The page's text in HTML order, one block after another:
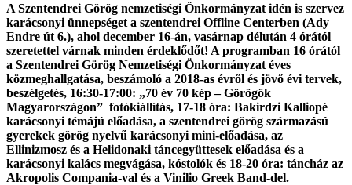
A Szentendrei Görög nemzetiségi Önkormányzat idén is szervez
karácsonyi ünnepséget a szentendrei Offline Centerben (Ady
Endre út 6.), ahol december 16-án, vasárnap délután 4 órától
szeretettel várnak minden érdeklődőt! A programban 16 órától
a Szentendrei Görög Nemzetiségi Önkormányzat éves
közmeghallgatása, beszámoló a 2018-as évről és jövő évi tervek,
beszélgetés, 16:30-17:00: „70 év 70 kép – Görögök
Magyarországon” fotókiállítás, 17-18 óra: Bakirdzi Kalliopé
karácsonyi témájú előadása, a szentendrei görög származású
gyerekek görög nyelvű karácsonyi mini-előadása, az
Ellinizmosz és a Helidonaki táncegyüttesek előadása és a
karácsonyi kalács megvágása, kóstolók és 18-20 óra: táncház az
Akropolis Compania-val és a Vinilio Greek Band-del.